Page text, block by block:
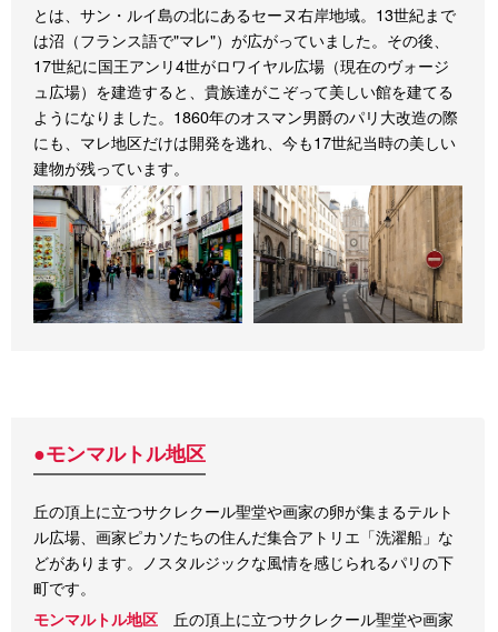
とは、サン・ルイ島の北にあるセーヌ右岸地域。13世紀まで
は沼（フランス語で"マレ"）が広がっていました。その後、
17世紀に国王アンリ4世がロワイヤル広場（現在のヴォージ
ュ広場）を建造すると、貴族達がこぞって美しい館を建てる
ようになりました。1860年のオスマン男爵のパリ大改造の際
にも、マレ地区だけは開発を逃れ、今も17世紀当時の美しい
建物が残っています。
●モンマルトル地区
丘の頂上に立つサクレクール聖堂や画家の卵が集まるテルト
ル広場、画家ピカソたちの住んだ集合アトリエ「洗濯船」な
どがあります。ノスタルジックな風情を感じられるパリの下
町です。
モンマルトル地区 丘の頂上に立つサクレクール聖堂や画家